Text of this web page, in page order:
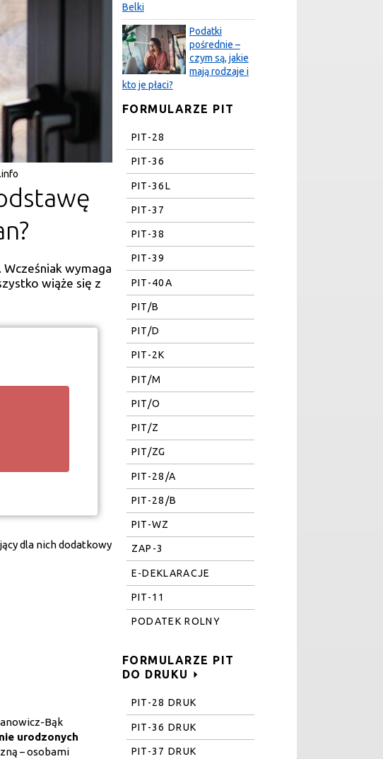
wymaga
wiąże się z
dla nich dodatkowy
Bąk
urodzonych
– osobami
Belki
Podatki
pośrednie –
czym są, jakie
mają rodzaje i
kto je płaci?
FORMULARZE PIT
PIT-28
PIT-36
PIT-36L
PIT-37
PIT-38
PIT-39
PIT-40A
PIT/B
PIT/D
PIT-2K
PIT/M
PIT/O
PIT/Z
PIT/ZG
PIT-28/A
PIT-28/B
PIT-WZ
ZAP-3
E-DEKLARACJE
PIT-11
PODATEK ROLNY
FORMULARZE PIT
DO DRUKU
PIT-28 DRUK
PIT-36 DRUK
PIT-37 DRUK